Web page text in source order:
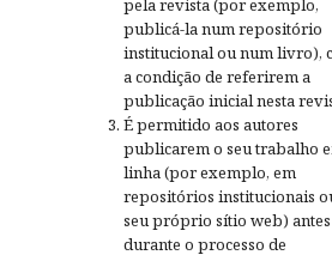
publicá-la num repositório
institucional ou num livro),
a condição de referirem a
publicação inicial nesta
É permitido aos autores
publicarem o seu trabalho
linha (por exemplo, em
repositórios institucionais
seu próprio sítio web) antes
durante o processo de